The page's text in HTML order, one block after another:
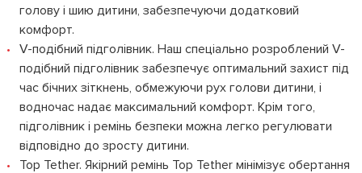
голову і шию дитини, забезпечуючи додатковий
комфорт.
V-подібний підголівник. Наш спеціально розроблений V-
подібний підголівник забезпечує оптимальний захист під
час бічних зіткнень, обмежуючи рух голови дитини, і
водночас надає максимальний комфорт. Крім того,
підголівник і ремінь безпеки можна легко регулювати
відповідно до зросту дитини.
Top Tether. Якірний ремінь Top Tether мінімізує обертання